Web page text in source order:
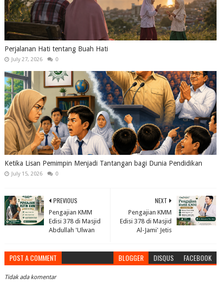
Perjalanan Hati tentang Buah Hati
July 27, 2026 0
Ketika Lisan Pemimpin Menjadi Tantangan bagi Dunia Pendidikan
July 15, 2026 0
NEXT
Pengajian KMM
Edisi 378 di Masjid
Al-Jami' Jetis
PREVIOUS
Pengajian KMM
Edisi 378 di Masjid
Abdullah 'Ulwan
POST A COMMENT BLOGGER DISQUS FACEBOOK
Tidak ada komentar